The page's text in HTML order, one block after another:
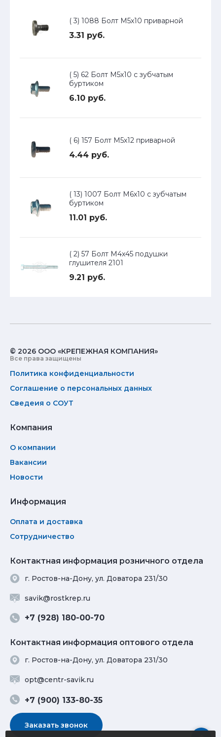
( 3) 1088 Болт М5х10 приварной
3.31 руб.
( 5) 62 Болт М5х10 с зубчатым
буртиком
6.10 руб.
( 6) 157 Болт М5х12 приварной
4.44 руб.
( 13) 1007 Болт М6х10 с зубчатым
буртиком
11.01 руб.
( 2) 57 Болт М4х45 подушки
глушителя 2101
9.21 руб.
© 2026 ООО «КРЕПЕЖНАЯ КОМПАНИЯ»
Все права защищены
Политика конфиденциальности
Соглашение о персональных данных
Сведеия о СОУТ
Компания
О компании
Вакансии
Новости
Информация
Оплата и доставка
Сотрудничество
Контактная информация розничного отдела
г. Ростов-на-Дону, ул. Доватора 231/30
savik@rostkrep.ru
+7 (928) 180-00-70
Контактная информация оптового отдела
г. Ростов-на-Дону, ул. Доватора 231/30
opt@centr-savik.ru
+7 (900) 133-80-35
Заказать звонок